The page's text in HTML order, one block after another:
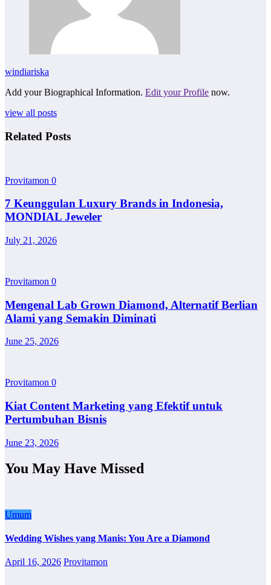
windiariska
Add your Biographical Information. Edit your Profile now.
view all posts
Related Posts
Provitamon 0
7 Keunggulan Luxury Brands in Indonesia,
MONDIAL Jeweler
July 21, 2026
Provitamon 0
Mengenal Lab Grown Diamond, Alternatif Berlian
Alami yang Semakin Diminati
June 25, 2026
Provitamon 0
Kiat Content Marketing yang Efektif untuk
Pertumbuhan Bisnis
June 23, 2026
You May Have Missed
Umum
Wedding Wishes yang Manis: You Are a Diamond
April 16, 2026 Provitamon